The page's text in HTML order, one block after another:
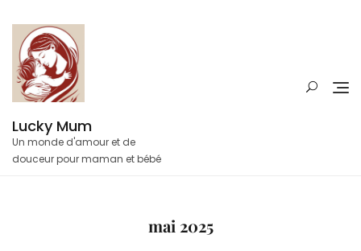
content
Lucky Mum
Un monde d'amour et de
douceur pour maman et bébé
mai 2025